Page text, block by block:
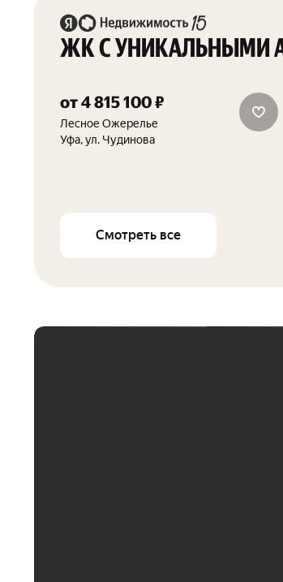
ЖК С УНИКАЛЬНЫМИ
трейд-ин
от 4 815 100 ₽
Лесное Ожерелье
Уфа, ул. Чудинова
Смотреть все